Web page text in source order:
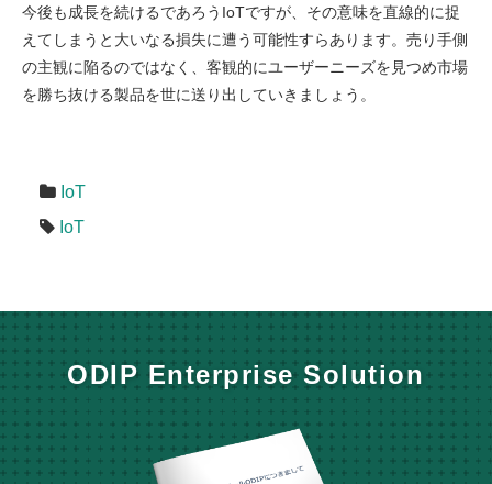
今後も成長を続けるであろうIoTですが、その意味を直線的に捉
えてしまうと大いなる損失に遭う可能性すらあります。売り手側
の主観に陥るのではなく、客観的にユーザーニーズを見つめ市場
を勝ち抜ける製品を世に送り出していきましょう。
IoT
IoT
ODIP Enterprise Solution